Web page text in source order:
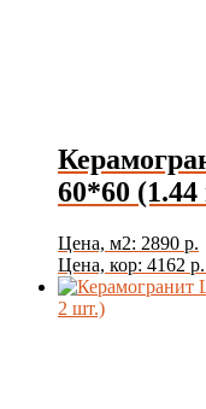
Товар Толщина Плитки
Показать
60*60
Цена, м2: 2890 р.
Цена, кор: 4162 р.